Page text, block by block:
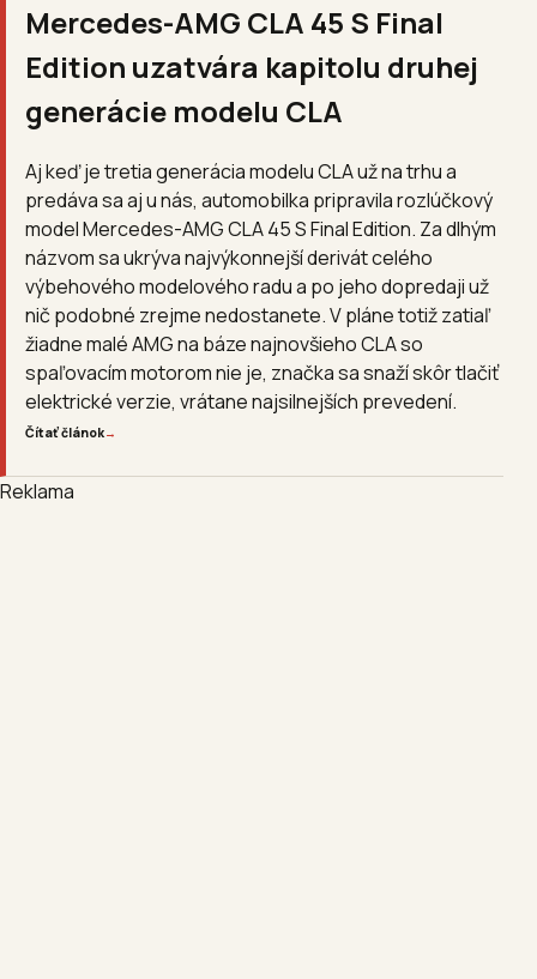
Mercedes-AMG CLA 45 S Final
Edition uzatvára kapitolu druhej
generácie modelu CLA
Aj keď je tretia generácia modelu CLA už na trhu a
predáva sa aj u nás, automobilka pripravila rozlúčkový
model Mercedes-AMG CLA 45 S Final Edition. Za dlhým
názvom sa ukrýva najvýkonnejší derivát celého
výbehového modelového radu a po jeho dopredaji už
nič podobné zrejme nedostanete. V pláne totiž zatiaľ
žiadne malé AMG na báze najnovšieho CLA so
spaľovacím motorom nie je, značka sa snaží skôr tlačiť
elektrické verzie, vrátane najsilnejších prevedení.
Čítať článok→
Reklama